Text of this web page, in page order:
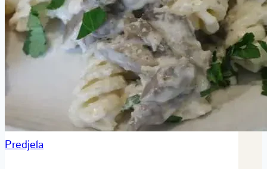
Predjela